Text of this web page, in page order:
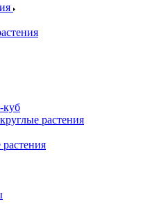
куб
растения